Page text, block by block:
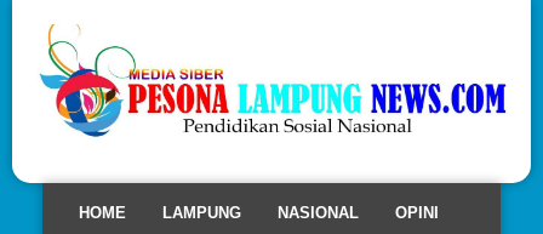
HOME LAMPUNG NASIONAL OPINI